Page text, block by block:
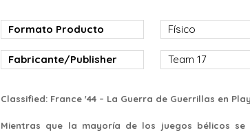
Formato Producto Físico
Fabricante/Publisher Team 17
Classified: France '44 – La Guerra de Guerrillas en
Mientras que la mayoría de los juegos bélicos